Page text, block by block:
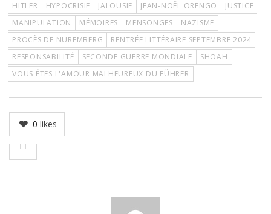
HITLER
HYPOCRISIE JALOUSIE JEAN-NOËL ORENGO
JUSTICE
MANIPULATION
MÉMOIRES MENSONGES
NAZISME
PROCÈS DE NUREMBERG
RENTRÉE LITTÉRAIRE SEPTEMBRE 2024
RESPONSABILITÉ
SECONDE GUERRE MONDIALE
SHOAH
VOUS ÊTES L'AMOUR MALHEUREUX DU FÜHRER
0 likes